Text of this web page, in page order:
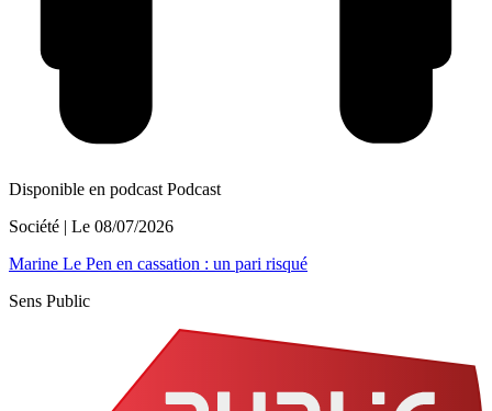
Disponible en podcast Podcast
Société | Le 08/07/2026
Marine Le Pen en cassation : un pari risqué
Sens Public